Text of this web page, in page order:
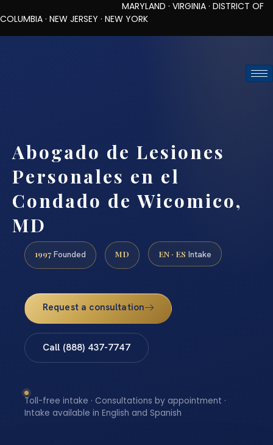
MARYLAND · VIRGINIA · DISTRICT OF
COLUMBIA · NEW JERSEY · NEW YORK
Abogado de Lesiones
Personales en el
Condado de Wicomico,
MD
1997 Founded MD EN · ES Intake
Request a consultation
Call (888) 437-7747
Toll-free intake · Consultations by appointment ·
Intake available in English and Spanish